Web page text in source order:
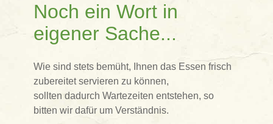
Noch ein Wort in
eigener Sache...
Wie sind stets bemüht, Ihnen das Essen frisch
zubereitet servieren zu können,
sollten dadurch Wartezeiten entstehen, so
bitten wir dafür um Verständnis.